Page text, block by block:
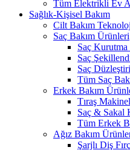
Tüm Elektrikli Ev
Sağlık-Kişisel Bakım
Cilt Bakım
Saç Bakım Ürünleri
Saç
Saç
Saç
Tüm Saç
Erkek Bakım
Tıraş
Saç & Sakal
Tüm Erkek
Ağız Bakım
Şarjlı Diş